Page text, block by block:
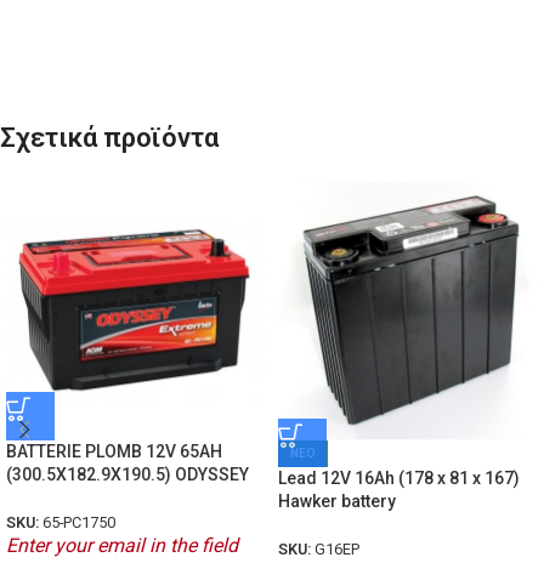
Σχετικά προϊόντα
BATTERIE PLOMB 12V 65AH
(300.5X182.9X190.5) ODYSSEY
SKU: 65-PC1750
Enter your email in the field
ΝΕΟ
Lead 12V 16Ah (178 x 81 x 167)
Hawker battery
SKU: G16EP